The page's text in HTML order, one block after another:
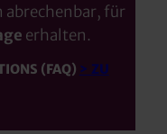
abrechenbar, für
erhalten.
(FAQ) > ZU